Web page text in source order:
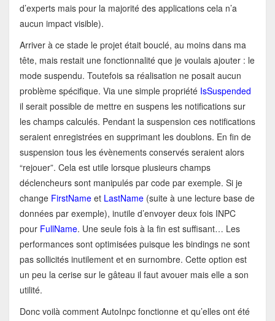
d’experts mais pour la majorité des applications cela n’a
aucun impact visible).
Arriver à ce stade le projet était bouclé, au moins dans ma
tête, mais restait une fonctionnalité que je voulais ajouter : le
mode suspendu. Toutefois sa réalisation ne posait aucun
problème spécifique. Via une simple propriété IsSuspended
il serait possible de mettre en suspens les notifications sur
les champs calculés. Pendant la suspension ces notifications
seraient enregistrées en supprimant les doublons. En fin de
suspension tous les évènements conservés seraient alors
“rejouer”. Cela est utile lorsque plusieurs champs
déclencheurs sont manipulés par code par exemple. Si je
change FirstNameet LastName(suite à une lecture base de
données par exemple), inutile d’envoyer deux fois INPC
pour FullName. Une seule fois à la fin est suffisant… Les
performances sont optimisées puisque les bindings ne sont
pas sollicités inutilement et en surnombre. Cette option est
un peu la cerise sur le gâteau il faut avouer mais elle a son
utilité.
Donc voilà comment AutoInpc fonctionne et qu’elles ont été